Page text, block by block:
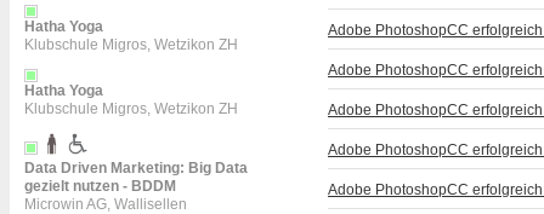
Hatha Yoga
Klubschule Migros, Wetzikon ZH
Hatha Yoga
Klubschule Migros, Wetzikon ZH
Data Driven Marketing: Big Data
gezielt nutzen - BDDM
Microwin AG, Wallisellen
Adobe PhotoshopCC
Adobe PhotoshopCC
Adobe PhotoshopCC
Adobe PhotoshopCC
Adobe PhotoshopCC